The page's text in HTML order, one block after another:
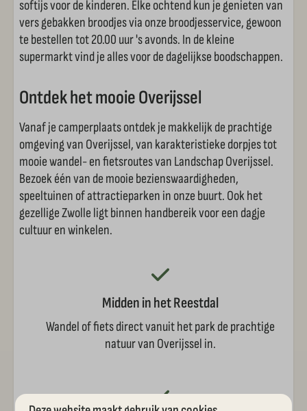
softijs voor de kinderen. Elke ochtend kun je genieten van
vers gebakken broodjes via onze broodjesservice, gewoon
te bestellen tot 20.00 uur 's avonds. In de kleine
supermarkt vind je alles voor de dagelijkse boodschappen.
Ontdek het mooie Overijssel
Vanaf je camperplaats ontdek je makkelijk de prachtige
omgeving van Overijssel, van karakteristieke dorpjes tot
mooie wandel- en fietsroutes van Landschap Overijssel.
Bezoek één van de mooie bezienswaardigheden,
speeltuinen of attractieparken in onze buurt. Ook het
gezellige Zwolle ligt binnen handbereik voor een dagje
cultuur en winkelen.
Midden in het Reestdal
Wandel of fiets direct vanuit het park de prachtige
natuur van Overijssel in.